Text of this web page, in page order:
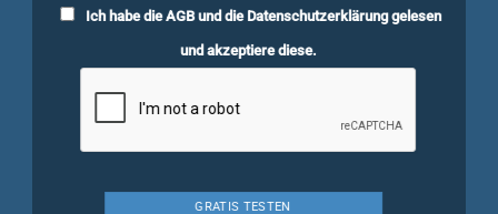
Ich habe dieAGBund die Datenschutzerklärunggelesen
und akzeptiere diese.